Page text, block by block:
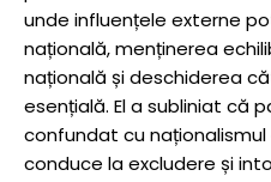
unde influențele externe
națională, menținerea
națională și deschiderea
esențială. El a subliniat că
confundat cu
conduce la excludere și